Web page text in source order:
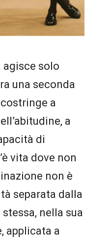
agisce solo
una seconda
a
a
di
vita dove non
non è
separata dalla
nella sua
applicata a